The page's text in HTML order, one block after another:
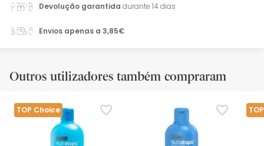
Devolução garantida durante 14 dias
Envios apenas a 3,85€
Outros utilizadores também compraram
TOP Choice